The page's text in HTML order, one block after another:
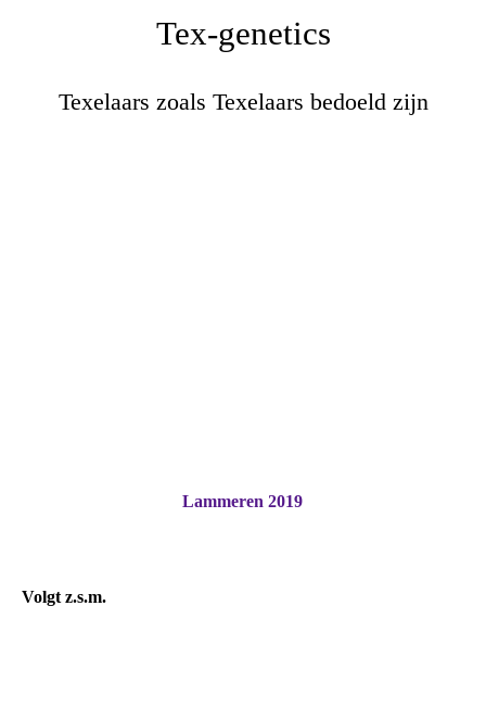
Tex-genetics
Texelaars zoals Texelaars bedoeld zijn
Lammeren 2019
Volgt z.s.m.